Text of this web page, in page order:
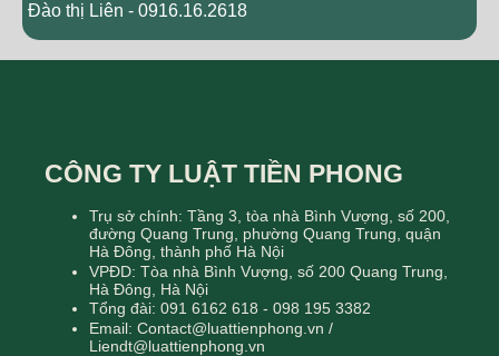
Đào thị Liên - 0916.16.2618
CÔNG TY LUẬT TIỀN PHONG
Trụ sở chính: Tầng 3, tòa nhà Bình Vượng, số 200,
đường Quang Trung, phường Quang Trung, quận
Hà Đông, thành phố Hà Nội
VPĐD: Tòa nhà Bình Vượng, số 200 Quang Trung,
Hà Đông, Hà Nội
Tổng đài: 091 6162 618 - 098 195 3382
Email: Contact@luattienphong.vn /
Liendt@luattienphong.vn